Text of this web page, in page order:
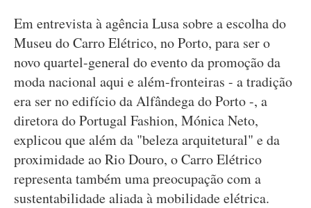
Em entrevista à agência Lusa sobre a escolha do
Museu do Carro Elétrico, no Porto, para ser o
novo quartel-general do evento da promoção da
moda nacional aqui e além-fronteiras - a tradição
era ser no edifício da Alfândega do Porto -, a
diretora do Portugal Fashion, Mónica Neto,
explicou que além da "beleza arquitetural" e da
proximidade ao Rio Douro, o Carro Elétrico
representa também uma preocupação com a
sustentabilidade aliada à mobilidade elétrica.